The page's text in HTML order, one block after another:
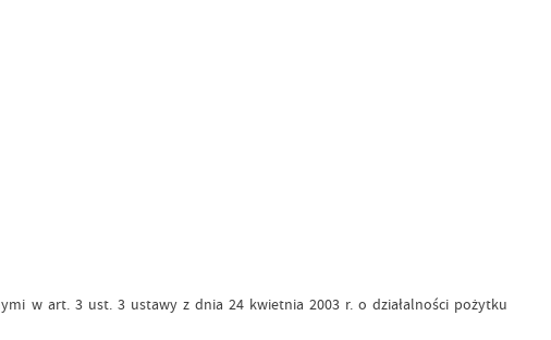
w art. 3 ust. 3 ustawy z dnia 24 kwietnia 2003 r. o działalności pożytku